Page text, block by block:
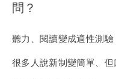
問？
聽力、閱讀變成適性測驗
很多人說新制變簡單、